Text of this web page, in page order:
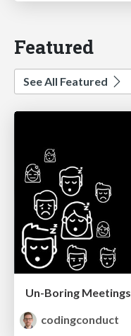
Featured
See All Featured
Un-Boring Meetings
codingconduct